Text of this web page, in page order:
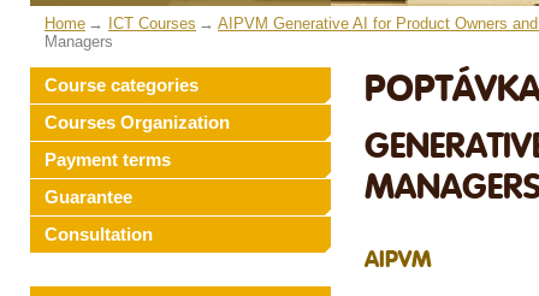
Home ICT Courses
AIPVM Generative AI for Product Owners
Managers
Course categories
Courses Organization
Payment terms
Guarantee
Consultation
AIPVM